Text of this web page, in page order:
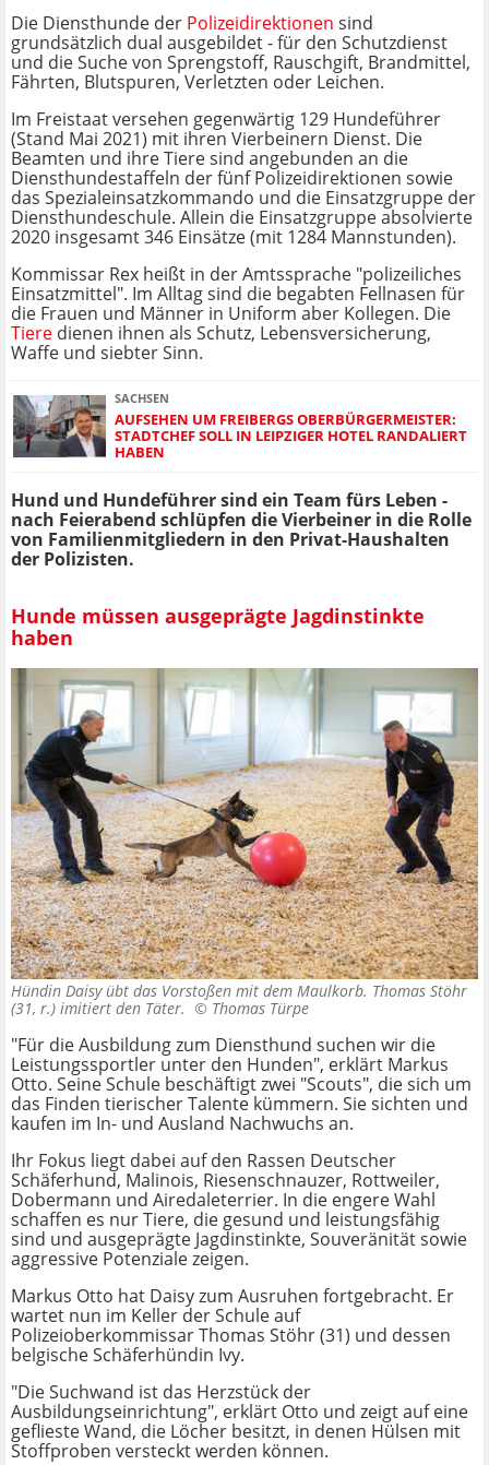
Die Diensthunde der Polizeidirektionen sind
grundsätzlich dual ausgebildet - für den Schutzdienst
und die Suche von Sprengstoff, Rauschgift, Brandmittel,
Fährten, Blutspuren, Verletzten oder Leichen.
Im Freistaat versehen gegenwärtig 129 Hundeführer
(Stand Mai 2021) mit ihren Vierbeinern Dienst. Die
Beamten und ihre Tiere sind angebunden an die
Diensthundestaffeln der fünf Polizeidirektionen sowie
das Spezialeinsatzkommando und die Einsatzgruppe der
Diensthundeschule. Allein die Einsatzgruppe absolvierte
2020 insgesamt 346 Einsätze (mit 1284 Mannstunden).
Kommissar Rex heißt in der Amtssprache "polizeiliches
Einsatzmittel". Im Alltag sind die begabten Fellnasen für
die Frauen und Männer in Uniform aber Kollegen. Die
Tiere dienen ihnen als Schutz, Lebensversicherung,
Waffe und siebter Sinn.
SACHSEN
AUFSEHEN UM FREIBERGS OBERBÜRGERMEISTER:
STADTCHEF SOLL IN LEIPZIGER HOTEL RANDALIERT
HABEN
Hund und Hundeführer sind ein Team fürs Leben -
nach Feierabend schlüpfen die Vierbeiner in die Rolle
von Familienmitgliedern in den Privat-Haushalten
der Polizisten.
Hunde müssen ausgeprägte Jagdinstinkte
haben
Hündin Daisy übt das Vorstoßen mit dem Maulkorb. Thomas Stöhr
(31, r.) imitiert den Täter. © Thomas Türpe
"Für die Ausbildung zum Diensthund suchen wir die
Leistungssportler unter den Hunden", erklärt Markus
Otto. Seine Schule beschäftigt zwei "Scouts", die sich um
das Finden tierischer Talente kümmern. Sie sichten und
kaufen im In- und Ausland Nachwuchs an.
Ihr Fokus liegt dabei auf den Rassen Deutscher
Schäferhund, Malinois, Riesenschnauzer, Rottweiler,
Dobermann und Airedaleterrier. In die engere Wahl
schaffen es nur Tiere, die gesund und leistungsfähig
sind und ausgeprägte Jagdinstinkte, Souveränität sowie
aggressive Potenziale zeigen.
Markus Otto hat Daisy zum Ausruhen fortgebracht. Er
wartet nun im Keller der Schule auf
Polizeioberkommissar Thomas Stöhr (31) und dessen
belgische Schäferhündin Ivy.
"Die Suchwand ist das Herzstück der
Ausbildungseinrichtung", erklärt Otto und zeigt auf eine
geflieste Wand, die Löcher besitzt, in denen Hülsen mit
Stoffproben versteckt werden können.